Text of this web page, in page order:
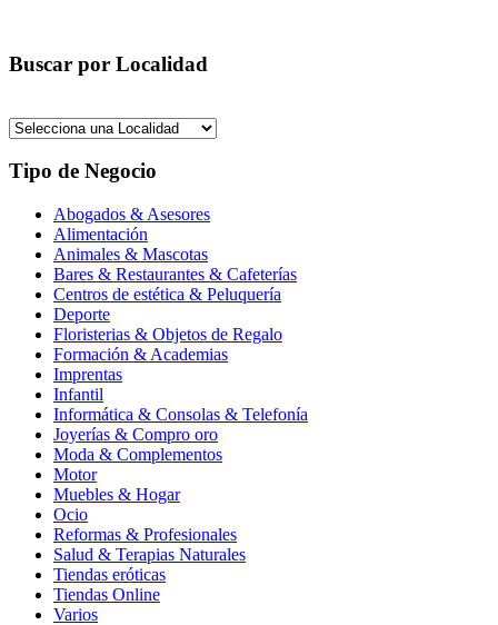
Buscar por Localidad
Tipo de Negocio
Abogados & Asesores
Alimentación
Animales & Mascotas
Bares & Restaurantes & Cafeterías
Centros de estética & Peluquería
Deporte
Floristerias & Objetos de Regalo
Formación & Academias
Imprentas
Infantil
Informática & Consolas & Telefonía
Joyerías & Compro oro
Moda & Complementos
Motor
Muebles & Hogar
Ocio
Reformas & Profesionales
Salud & Terapias Naturales
Tiendas eróticas
Tiendas Online
Varios